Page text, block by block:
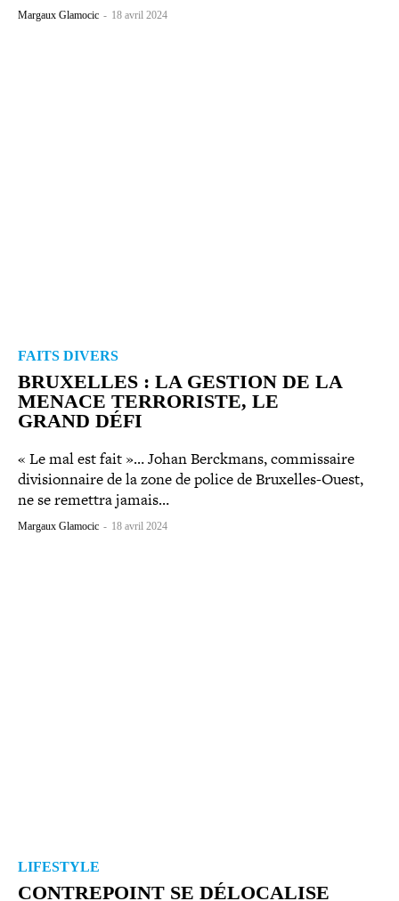
Margaux Glamocic - 18 avril 2024
FAITS DIVERS
BRUXELLES : LA GESTION DE LA
MENACE TER­RO­RISTE, LE
GRAND DÉFI
« Le mal est fait »… Johan Berckmans, com­mis­saire
divi­sion­naire de la zone de police de Bruxelles-​Ouest,
ne se remettra jamais…
Margaux Glamocic - 18 avril 2024
LIFESTYLE
CONTREPOINT SE DÉLO­CA­LISE